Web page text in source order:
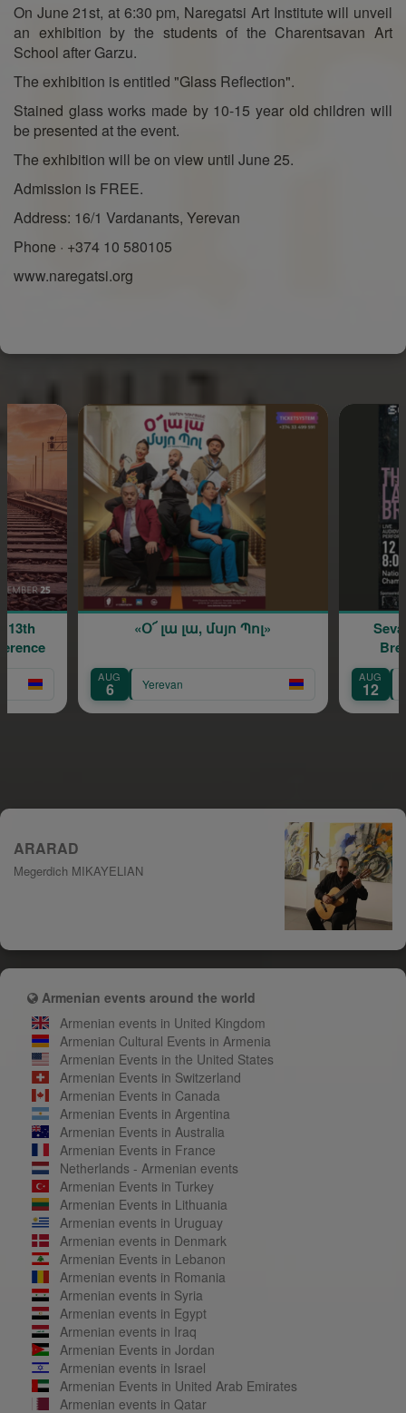
On June 21st, at 6:30 pm, Naregatsi Art Institute will unveil
an exhibition by the students of the Charentsavan Art
School after Garzu.
The exhibition is entitled "Glass Reflection".
Stained glass works made by 10-15 year old children will
be presented at the event.
The exhibition will be on view until June 25.
Admission is FREE.
Address: 16/1 Vardanants, Yerevan
Phone · +374 10 580105
www.naregatsi.org
«Օ՜ լա լա, մսյո Պոլ»
AUG
Yerevan
Sevan
Breath «
AUG
Yerevan
ARARAD
Megerdich MIKAYELIAN
Armenian events around the world
Armenian events in United Kingdom
Armenian Cultural Events in Armenia
Armenian Events in the United States
Armenian Events in Switzerland
Armenian Events in Canada
Armenian Events in Argentina
Armenian Events in Australia
Armenian Events in France
Netherlands - Armenian events
Armenian Events in Turkey
Armenian Events in Lithuania
Armenian events in Uruguay
Armenian events in Denmark
Armenian Events in Lebanon
Armenian events in Romania
Armenian events in Syria
Armenian events in Egypt
Armenian events in Iraq
Armenian Events in Jordan
Armenian events in Israel
Armenian Events in United Arab Emirates
Armenian events in Qatar